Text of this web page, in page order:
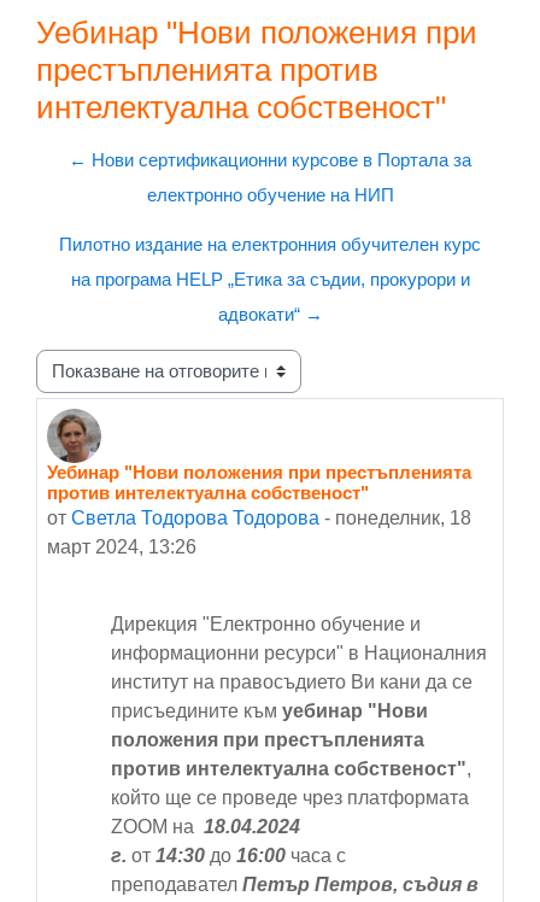
Уебинар "Нови положения при
престъпленията против
интелектуална собственост"
← Нови сертификационни курсове в Портала за
електронно обучение на НИП
Пилотно издание на електронния обучителен курс
на програма HELP „Етика за съдии, прокурори и
адвокати“ →
Начин на показване
Уебинар "Нови положения при престъпленията
против интелектуална собственост"
от Светла Тодорова Тодорова - понеделник, 18
март 2024, 13:26
Number of replies: 0
Дирекция "Електронно обучение и
информационни ресурси" в Националния
институт на правосъдието Ви кани да се
присъедините към уебинар "Нови
положения при престъпленията
против интелектуална собственост",
който ще се проведе чрез платформата
ZOOM на 18.04.2024
г. от 14:30 до 16:00 часа с
преподавател Петър Петров, съдия в